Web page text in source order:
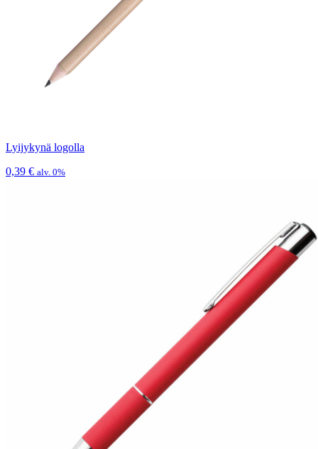
Lyijykynä logolla
0,39 € alv. 0%